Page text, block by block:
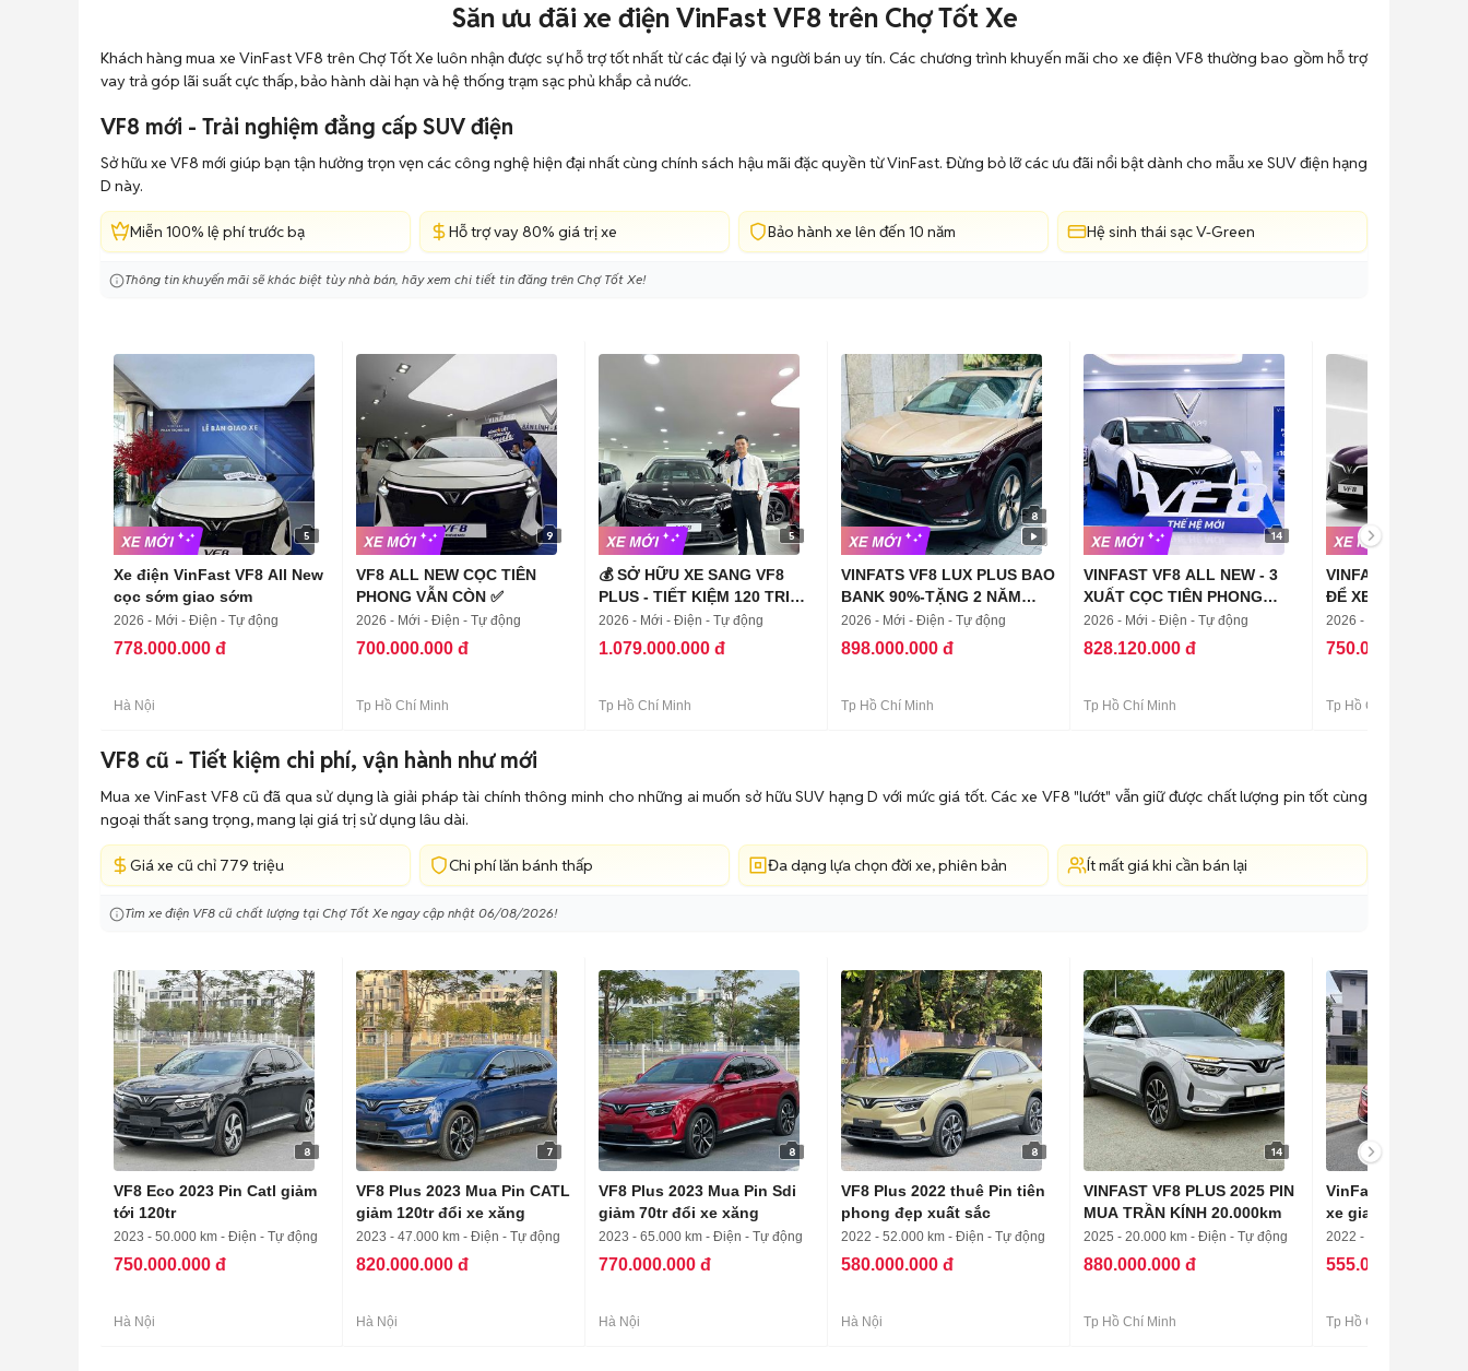
Săn ưu đãi xe điện VinFast VF8 trên Chợ Tốt Xe
Khách hàng mua xe VinFast VF8 trên Chợ Tốt Xe luôn nhận được sự hỗ trợ tốt nhất từ các đại lý và người bán uy tín. Các chương trình khuyến mãi cho xe điện VF8 thường bao gồm hỗ trợ
vay trả góp lãi suất cực thấp, bảo hành dài hạn và hệ thống trạm sạc phủ khắp cả nước.
VF8 mới - Trải nghiệm đẳng cấp SUV điện
Sở hữu xe VF8 mới giúp bạn tận hưởng trọn vẹn các công nghệ hiện đại nhất cùng chính sách hậu mãi đặc quyền từ VinFast. Đừng bỏ lỡ các ưu đãi nổi bật dành cho mẫu xe SUV điện hạng
D này.
Miễn 100% lệ phí trước bạ Hỗ trợ vay 80% giá trị xe Bảo hành xe lên đến 10 năm Hệ sinh thái sạc V-Green
Thông tin khuyến mãi sẽ khác biệt tùy nhà bán, hãy xem chi tiết tin đăng trên Chợ Tốt Xe!
5
Xe điện VinFast VF8 All New
cọc sớm giao sớm
2026 - Mới - Điện - Tự động
778.000.000 đ
Hà Nội
9
VF8 ALL NEW CỌC TIÊN
PHONG VẪN CÒN ✅
2026 - Mới - Điện - Tự động
700.000.000 đ
Tp Hồ Chí Minh
5
💰 SỞ HỮU XE SANG VF8
PLUS - TIẾT KIỆM 120 TRIỆU
💰
2026 - Mới - Điện - Tự động
1.079.000.000 đ
Tp Hồ Chí Minh
8
VINFATS VF8 LUX PLUS BAO
BANK 90%-TẶNG 2 NĂM
SẠC
2026 - Mới - Điện - Tự động
898.000.000 đ
Tp Hồ Chí Minh
14
VINFAST VF8 ALL NEW - 3
XUẤT CỌC TIÊN PHONG
CUỐI
2026 - Mới - Điện - Tự động
828.120.000 đ
Tp Hồ Chí Minh
VINFAST VF8 NEW
ĐỂ XEM SỜ TẬN
2026 - Mới - Điện - Tự
750.000.000 đ
Tp Hồ Chí Minh
VF8 cũ - Tiết kiệm chi phí, vận hành như mới
Mua xe VinFast VF8 cũ đã qua sử dụng là giải pháp tài chính thông minh cho những ai muốn sở hữu SUV hạng D với mức giá tốt. Các xe VF8 "lướt" vẫn giữ được chất lượng pin tốt cùng
ngoại thất sang trọng, mang lại giá trị sử dụng lâu dài.
Giá xe cũ chỉ 779 triệu Chi phí lăn bánh thấp Đa dạng lựa chọn đời xe, phiên bản Ít mất giá khi cần bán lại
Tìm xe điện VF8 cũ chất lượng tại Chợ Tốt Xe ngay cập nhật 06/08/2026!
8
VF8 Eco 2023 Pin Catl giảm
tới 120tr
2023 - 50.000 km - Điện - Tự động
750.000.000 đ
Hà Nội
7
VF8 Plus 2023 Mua Pin CATL
giảm 120tr đổi xe xăng
2023 - 47.000 km - Điện - Tự động
820.000.000 đ
Hà Nội
8
VF8 Plus 2023 Mua Pin Sdi
giảm 70tr đổi xe xăng
2023 - 65.000 km - Điện - Tự động
770.000.000 đ
Hà Nội
8
VF8 Plus 2022 thuê Pin tiên
phong đẹp xuất sắc
2022 - 52.000 km - Điện - Tự động
580.000.000 đ
Hà Nội
14
VINFAST VF8 PLUS 2025 PIN
MUA TRẦN KÍNH 20.000km
2025 - 20.000 km - Điện - Tự động
880.000.000 đ
Tp Hồ Chí Minh
VinFast VF8 Eco
xe gia đình
2022 - 60.000 km -
555.000.000 đ
Tp Hồ Chí Minh